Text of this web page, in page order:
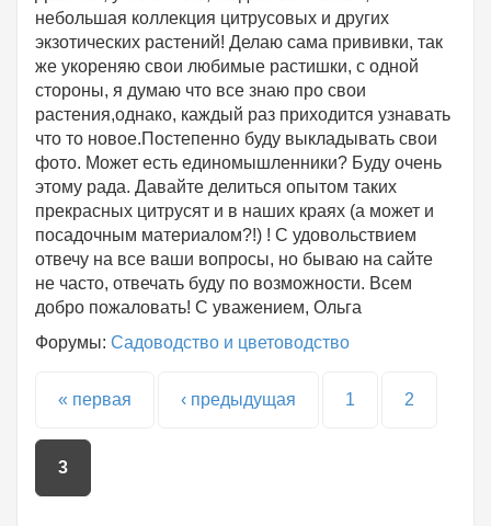
небольшая коллекция цитрусовых и других
экзотических растений! Делаю сама прививки, так
же укореняю свои любимые растишки, с одной
стороны, я думаю что все знаю про свои
растения,однако, каждый раз приходится узнавать
что то новое.Постепенно буду выкладывать свои
фото. Может есть единомышленники? Буду очень
этому рада. Давайте делиться опытом таких
прекрасных цитрусят и в наших краях (а может и
посадочным материалом?!) ! С удовольствием
отвечу на все ваши вопросы, но бываю на сайте
не часто, отвечать буду по возможности. Всем
добро пожаловать! С уважением, Ольга
Форумы: Садоводство и цветоводство
Страницы
« первая ‹ предыдущая 1 2
3